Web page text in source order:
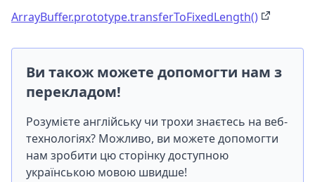
ArrayBuffer.prototype.transferToFixedLength()
Ви також можете допомогти нам з
перекладом!
Розумієте англійську чи трохи знаєтесь на веб-
технологіях? Можливо, ви можете допомогти
нам зробити цю сторінку доступною
українською мовою швидше!